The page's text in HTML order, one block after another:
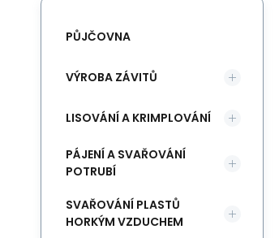
PŮJČOVNA
VÝROBA ZÁVITŮ
LISOVÁNÍ A KRIMPLOVÁNÍ
PÁJENÍ A SVAŘOVÁNÍ
POTRUBÍ
SVAŘOVÁNÍ PLASTŮ
HORKÝM VZDUCHEM